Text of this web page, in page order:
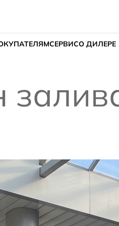
СЕРВИСО ДИЛЕРЕ